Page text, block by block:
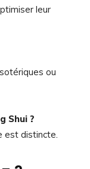
leur
ou
Shui ?
est distincte.